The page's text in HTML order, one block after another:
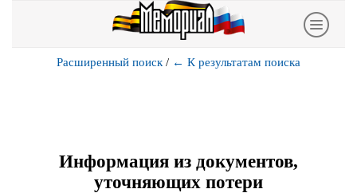
Расширенный поиск / ← К результатам поиска
Информация из документов,
уточняющих потери